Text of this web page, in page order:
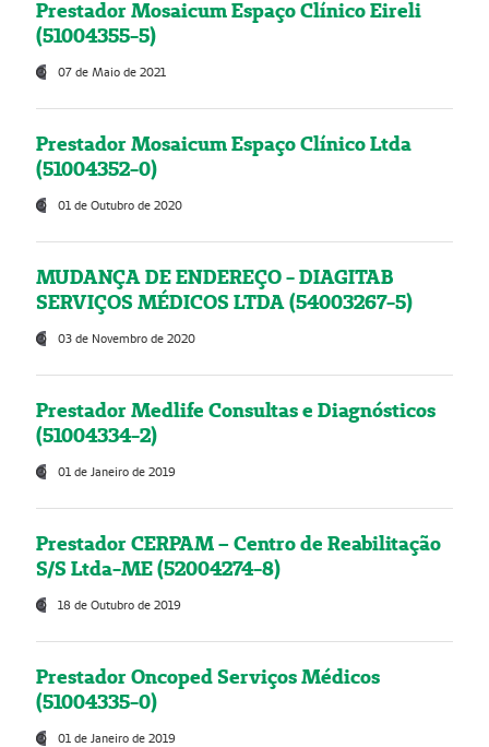
Prestador Mosaicum Espaço Clínico Eireli
(51004355-5)
07 de Maio de 2021
Prestador Mosaicum Espaço Clínico Ltda
(51004352-0)
01 de Outubro de 2020
MUDANÇA DE ENDEREÇO - DIAGITAB
SERVIÇOS MÉDICOS LTDA (54003267-5)
03 de Novembro de 2020
Prestador Medlife Consultas e Diagnósticos
(51004334-2)
01 de Janeiro de 2019
Prestador CERPAM – Centro de Reabilitação
S/S Ltda-ME (52004274-8)
18 de Outubro de 2019
Prestador Oncoped Serviços Médicos
(51004335-0)
01 de Janeiro de 2019